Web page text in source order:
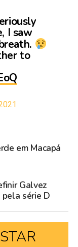
I saw
to
em Macapá
Galvez
série D